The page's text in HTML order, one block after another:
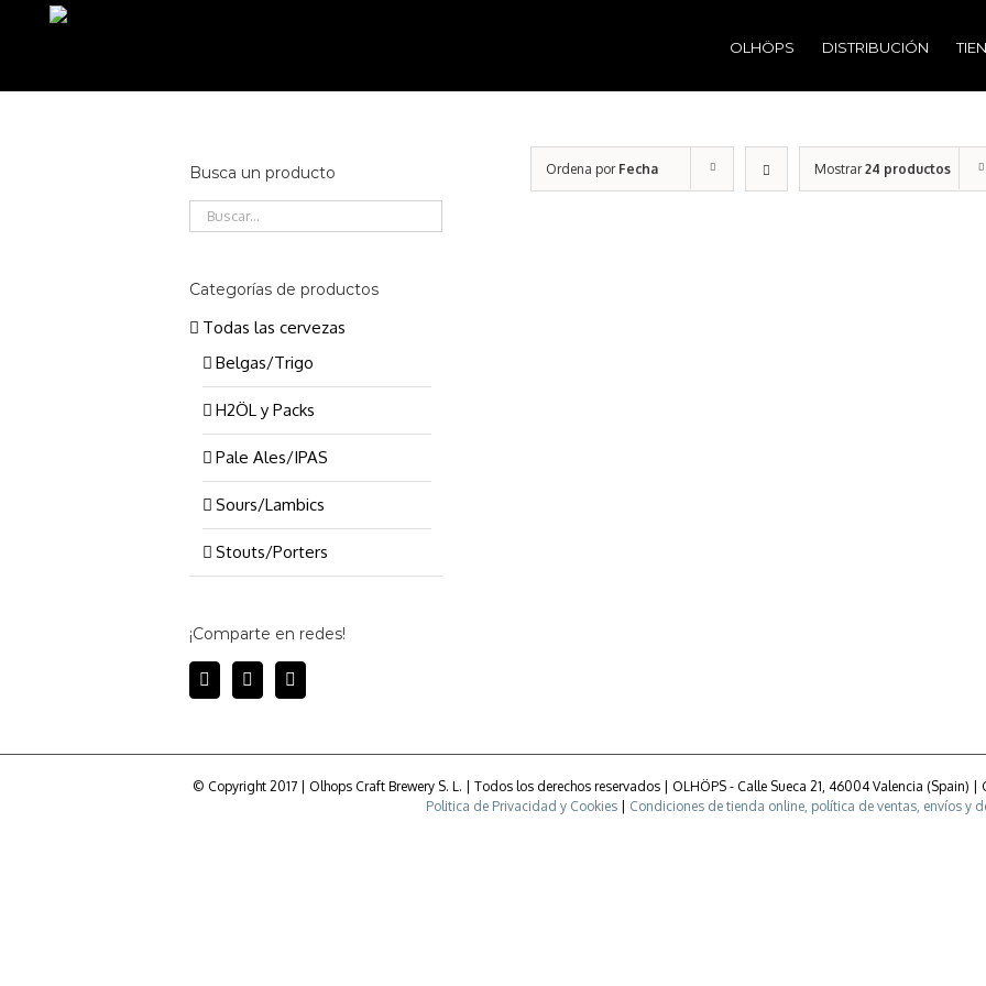
OLHÖPS DISTRIBUCIÓN
Ordena por Fecha Mostrar24 productos
Busca un producto
Categorías de productos
Todas las cervezas
Belgas/Trigo
H2ÖL y Packs
Pale Ales/IPAS
Sours/Lambics
Stouts/Porters
¡Comparte en redes!
© Copyright 2017 | Olhops Craft Brewery S. L. | Todos los derechos reservados | OLHÖPS - Calle Sueca 21, 46004 Valencia (Spain) |
Politica de Privacidad y Cookies| Condiciones de tienda online, política de ventas, envíos y